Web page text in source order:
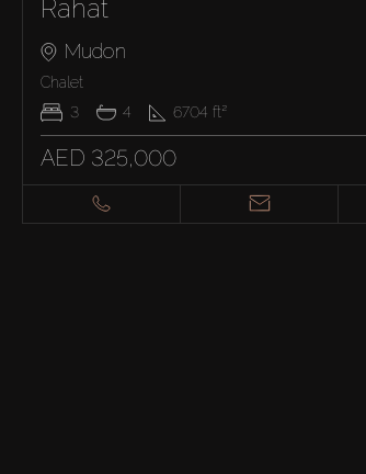
Rahat
Mudon
Chalet
3
4 6704 ft²
AED 325,000